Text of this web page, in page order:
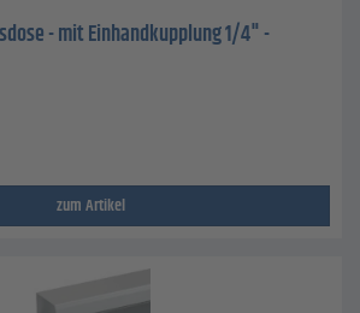
- mit Einhandkupplung 1/4" -
zum Artikel